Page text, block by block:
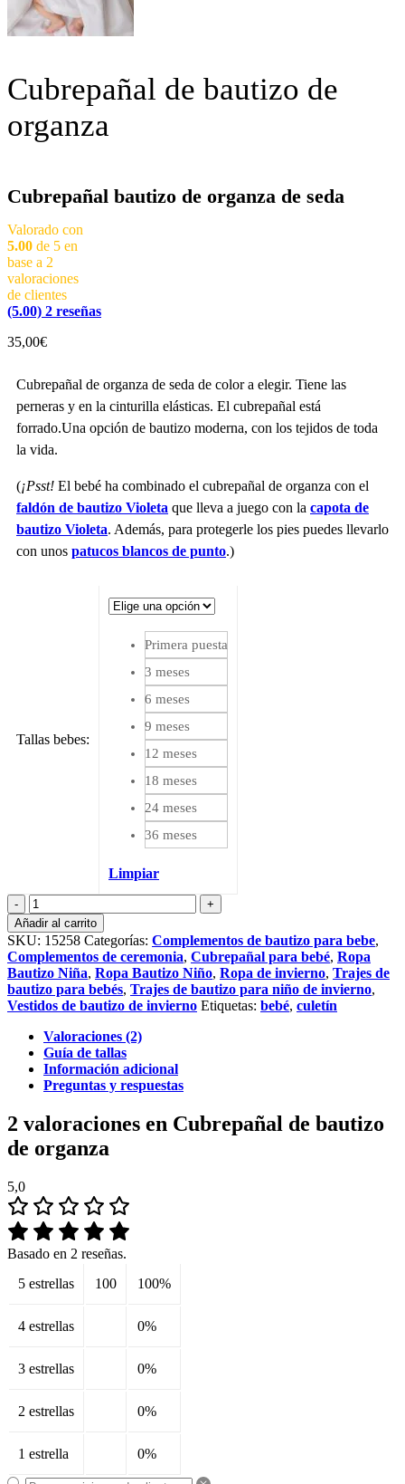
Cubrepañal de bautizo de
organza
Cubrepañal bautizo de organza de seda
Valorado con
5.00 de 5 en
base a 2
valoraciones
de clientes
(5.00) 2 reseñas
35,00€
Cubrepañal de organza de seda de color a elegir. Tiene las
perneras y en la cinturilla elásticas. El cubrepañal está
forrado.Una opción de bautizo moderna, con los tejidos de toda
la vida.
(¡Psst! El bebé ha combinado el cubrepañal de organza con el
faldón de bautizo Violeta que lleva a juego con la capota de
bautizo Violeta. Además, para protegerle los pies puedes llevarlo
con unos patucos blancos de punto.)
Tallas bebes:
Primera puesta
3 meses
6 meses
9 meses
12 meses
18 meses
24 meses
36 meses
Limpiar
Cubrepañal
de
bautizo
de
organza
cantidad
Añadir al carrito
SKU: 15258 Categorías: Complementos de bautizo para bebe,
Complementos de ceremonia, Cubrepañal para bebé, Ropa
Bautizo Niña, Ropa Bautizo Niño, Ropa de invierno, Trajes de
bautizo para bebés, Trajes de bautizo para niño de invierno,
Vestidos de bautizo de invierno Etiquetas: bebé, culetín
Valoraciones (2)
Guía de tallas
Información adicional
Preguntas y respuestas
2 valoraciones en Cubrepañal de bautizo
de organza
5,0
Basado en 2 reseñas.
5 estrellas
100 100%
4 estrellas 0%
3 estrellas 0%
2 estrellas 0%
1 estrella 0%